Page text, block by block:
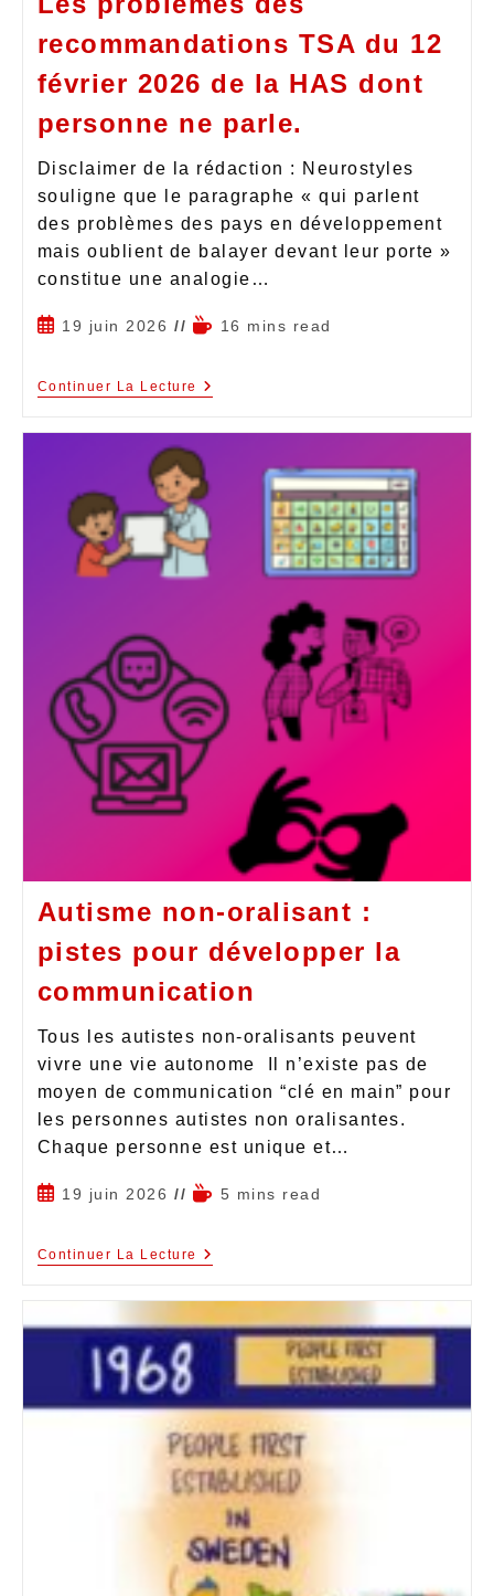
recommandations TSA du 12
février 2026 de la HAS dont
personne ne parle.
Disclaimer de la rédaction : Neurostyles
souligne que le paragraphe « qui parlent
des problèmes des pays en développement
mais oublient de balayer devant leur porte »
constitue une analogie…
19 juin 2026 16 mins read
Continuer La Lecture
Autisme non-oralisant :
pistes pour développer la
communication
Tous les autistes non-oralisants peuvent
vivre une vie autonome Il n’existe pas de
moyen de communication “clé en main” pour
les personnes autistes non oralisantes.
Chaque personne est unique et…
19 juin 2026 5 mins read
Continuer La Lecture